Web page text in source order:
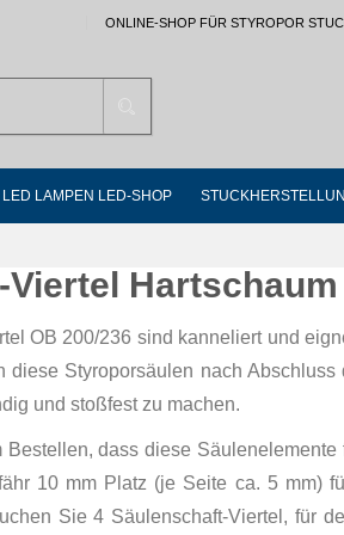
ONLINE-SHOP FÜR STYROPOR
LED LAMPEN LED-SHOP
Hartschaum
OB 200/236 sind kanneliert und
diese Styroporsäulen nach
und stoßfest zu machen.
Bestellen, dass diese
10 mm Platz (je Seite ca. 5 mm)
Sie 4 Säulenschaft-Viertel, für